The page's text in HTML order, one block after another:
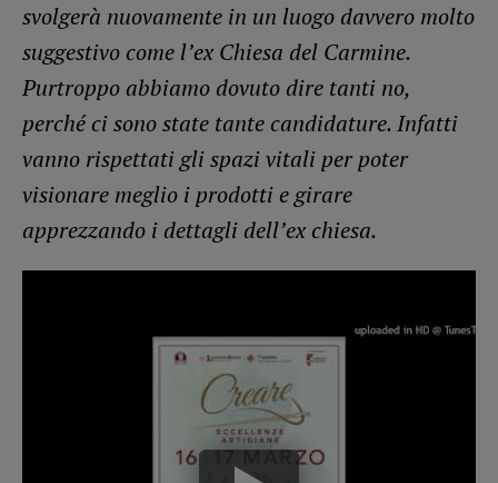
svolgerà nuovamente in un luogo davvero molto
suggestivo come l’ex Chiesa del Carmine.
Purtroppo abbiamo dovuto dire tanti no,
perché ci sono state tante candidature. Infatti
vanno rispettati gli spazi vitali per poter
visionare meglio i prodotti e girare
apprezzando i dettagli dell’ex chiesa.